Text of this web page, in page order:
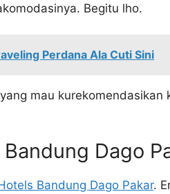
Begitu lho.
Perdana Ala Cuti Sini
mau kurekomendasikan
Dago
Bandung Dago Pakar.